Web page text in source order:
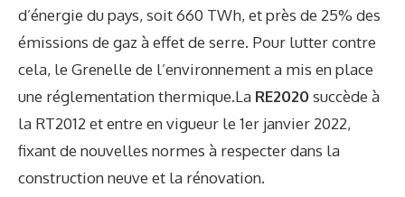
d’énergie du pays, soit 660 TWh, et près de 25% des
émissions de gaz à effet de serre. Pour lutter contre
cela, le Grenelle de l’environnement a mis en place
une réglementation thermique.La RE2020succède à
la RT2012 et entre en vigueur le 1er janvier 2022,
fixant de nouvelles normes à respecter dans la
construction neuve et la rénovation.